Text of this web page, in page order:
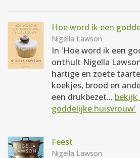
Hoe word ik een
Nigella Lawson
In 'Hoe word ik een
onthult Nigella
hartige en zoete
koekjes, brood en
een drukbezet... bekijk
goddelijke huisvrouw'
Feest
Nigella Lawson